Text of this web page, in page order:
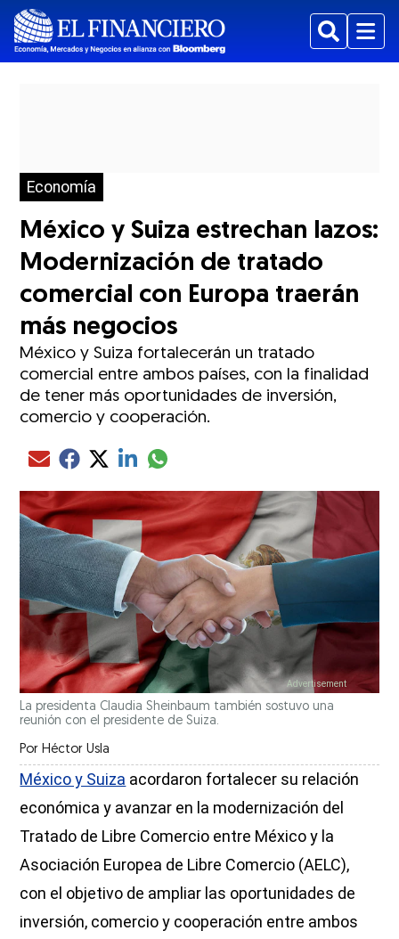
BuscarMenu
Economía
México y Suiza estrechan lazos:
Modernización de tratado
comercial con Europa traerán
más negocios
México y Suiza fortalecerán un tratado
comercial entre ambos países, con la finalidad
de tener más oportunidades de inversión,
comercio y cooperación.
Compartir el artículo actual mediante Email
Compartir el artículo actual mediante Facebook
Compartir el artículo actual mediante Twitter
Compartir el artículo actual mediante LinkedIn
Compartir el artículo actual mediante
La presidenta Claudia Sheinbaum también sostuvo una
reunión con el presidente de Suiza.
Por Héctor Usla
México y Suiza acordaron fortalecer su relación
económica y avanzar en la modernización del
Tratado de Libre Comercio entre México y la
Asociación Europea de Libre Comercio (AELC),
con el objetivo de ampliar las oportunidades de
inversión, comercio y cooperación entre ambos